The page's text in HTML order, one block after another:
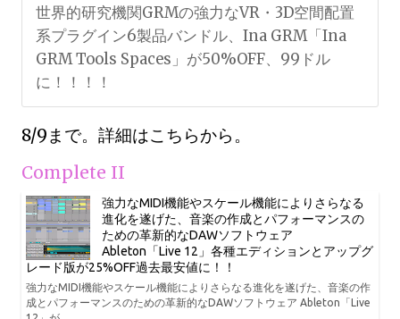
世界的研究機関GRMの強力なVR・3D空間配置
系プラグイン6製品バンドル、Ina GRM「Ina
GRM Tools Spaces」が50%OFF、99ドル
に！！！！
8/9まで。詳細はこちらから。
Complete II
強力なMIDI機能やスケール機能によりさらなる
進化を遂げた、音楽の作成とパフォーマンスの
ための革新的なDAWソフトウェア
Ableton「Live 12」各種エディションとアップグ
レード版が25%OFF過去最安値に！！
強力なMIDI機能やスケール機能によりさらなる進化を遂げた、音楽の作
成とパフォーマンスのための革新的なDAWソフトウェア Ableton「Live